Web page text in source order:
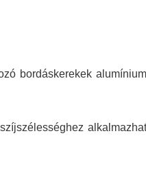
bordáskerekek